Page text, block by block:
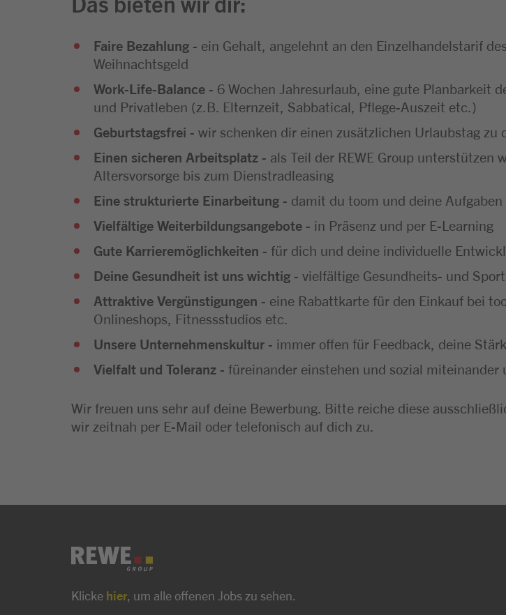
Faire Bezahlung - ein Gehalt, angelehnt an den Einzelhandelstarif
Weihnachtsgeld
Work-Life-Balance - 6 Wochen Jahresurlaub, eine gute Planbarkeit
und Privatleben (z.B. Elternzeit, Sabbatical, Pflege-Auszeit etc.)
Geburtstagsfrei - wir schenken dir einen zusätzlichen Urlaubstag zu
Einen sicheren Arbeitsplatz - als Teil der REWE Group
Altersvorsorge bis zum Dienstradleasing
Eine strukturierte Einarbeitung - damit du toom und deine
Vielfältige Weiterbildungsangebote - in Präsenz und per E-Learning
Gute Karrieremöglichkeiten - für dich und deine individuelle
Deine Gesundheit ist uns wichtig - vielfältige Gesundheits- und
Attraktive Vergünstigungen - eine Rabattkarte für den Einkauf bei
Onlineshops, Fitnessstudios etc.
Unsere Unternehmenskultur - immer offen für Feedback, deine
Vielfalt und Toleranz - füreinander einstehen und sozial miteinander
Wir freuen uns sehr auf deine Bewerbung. Bitte reiche diese
wir zeitnah per E-Mail oder telefonisch auf dich zu.
Klicke hier , um alle offenen Jobs zu sehen.